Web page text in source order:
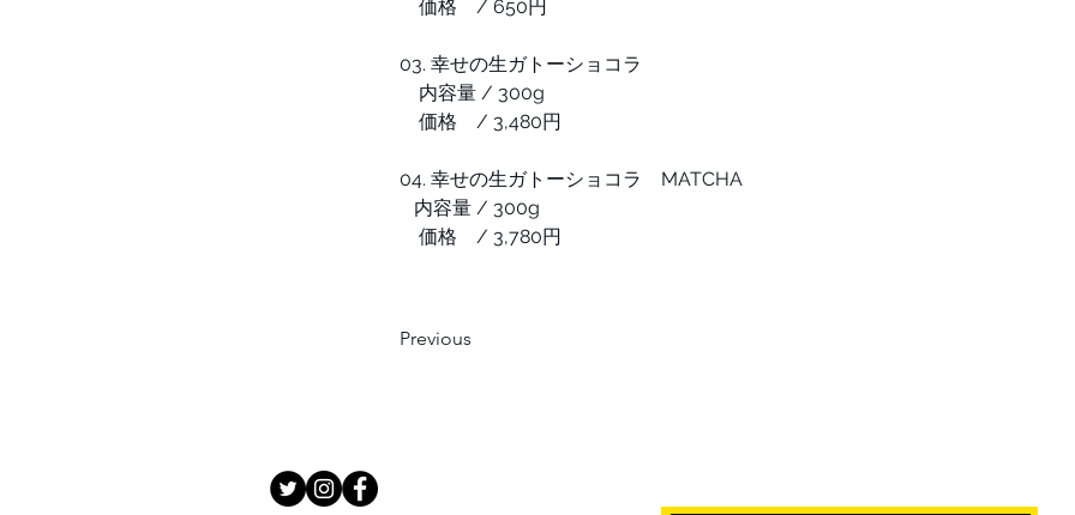
価格    / 650円
03. 幸せの生ガトーショコラ
内容量 / 300g
価格    / 3,480円
04. 幸せの生ガトーショコラ　MATCHA
   内容量 / 300g
価格    / 3,780円
Previous